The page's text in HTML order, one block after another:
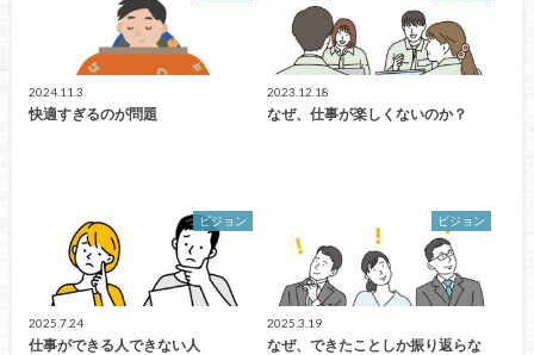
2024.11.3
快適すぎるのが問題
2023.12.18
なぜ、仕事が楽しくないのか？
ビジョン
2025.7.24
仕事ができる人できない人
ビジョン
2025.3.19
なぜ、できたことしか振り返らな